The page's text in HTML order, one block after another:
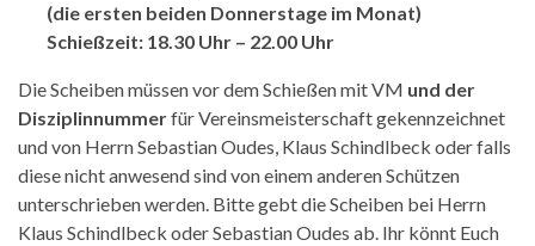
(die ersten beiden Donnerstage im Monat)
Schießzeit: 18.30 Uhr – 22.00 Uhr
Die Scheiben müssen vor dem Schießen mit VM und der
Disziplinnummerfür Vereinsmeisterschaft gekennzeichnet
und von Herrn Sebastian Oudes, Klaus Schindlbeck oder falls
diese nicht anwesend sind von einem anderen Schützen
unterschrieben werden. Bitte gebt die Scheiben bei Herrn
Klaus Schindlbeck oder Sebastian Oudes ab. Ihr könnt Euch